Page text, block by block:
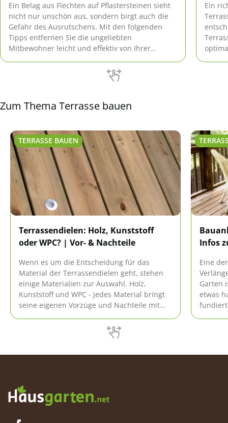
Ein Belag aus Flechten auf Pflastersteinen sieht
nicht nur unschön aus, sondern birgt auch die
Gefahr des Ausrutschens. Mit den folgenden
Tipps entfernen Sie die ungeliebten
Mitbewohner leicht und effektiv von Ihrer
Ein
Zum Thema Terrasse bauen
TERRASSE BAUEN
Terrassendielen: Holz, Kunststoff
oder WPC? | Vor- & Nachteile
Wenn es um die Entscheidung für das
Material der Terrassendielen geht, stehen
einige Materialien zur Auswahl. Holz,
Kunststoff und WPC - jedes Material bringt
seine eigenen Vorzüge und Nachteile mit
Infos
Eine
Garten
etwas